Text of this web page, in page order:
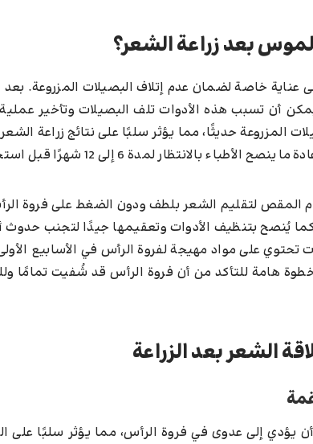
بعد زراعة الشعر؟
عناية خاصة لضمان عدم إتلاف البصيلات المزروعة.
أن تسبب هذه الأدوات تلف البصيلات وتأخير
المزروعة حديثًا، مما يؤثر سلبًا على نتائج زراعة
لمدة 6 إلى 12 شهرًا قبل استخدام الموس لحلاقة الشعر.
المقص لتقليم الشعر بلطف ودون الضغط على فروة
كما يُنصح بتنظيف الأدوات وتعقيمها جيدًا لتجنب
على مواد مهيجة لفروة الرأس في الأسابيع
خطوة هامة للتأكد من أن فروة الرأس قد شُفيت تمامًا
الشعر بعد الزراعة
يؤدي إلى عدوى في فروة الرأس، مما يؤثر سلبًا على